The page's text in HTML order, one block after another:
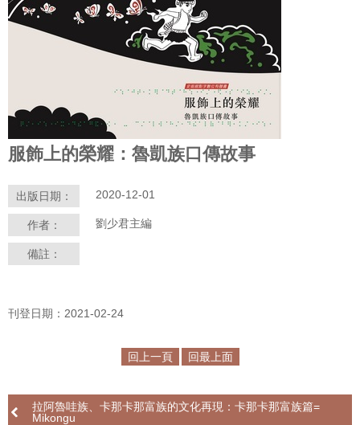
新
消
展
覽
習
探
們
務
服飾上的榮耀：魯凱族口傳故事
出版日期： 2020-12-01
作者： 劉少君主編
備註：
刊登日期：2021-02-24
回上一頁 回最上面
拉阿魯哇族、卡那卡那富族的文化再現：卡那卡那富族篇=
Mikongu